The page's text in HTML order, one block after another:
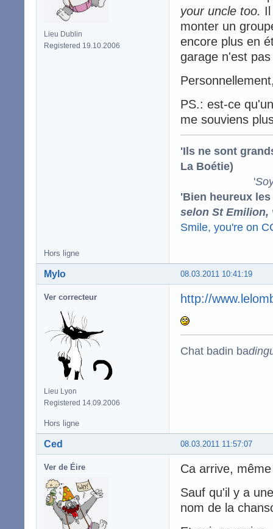
Lieu Dublin
Registered 19.10.2006
your uncle too.
monter un
encore plus en
garage n'est
PS.: est-ce
me souviens
'Ils ne sont
La Boétie)
'
'Bien heureux
selon St Emilion,
Smile, you're on
Hors ligne
08.03.2011 10:41:19
Mylo
Ver correcteur
Lieu Lyon
Registered 14.09.2006
http://
Chat badin ba
Hors ligne
08.03.2011 11:57:07
Ced
Ver de Éire
Ca arrive,
Sauf qu'il y a
nom de la